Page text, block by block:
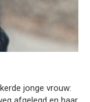
jonge vrouw: